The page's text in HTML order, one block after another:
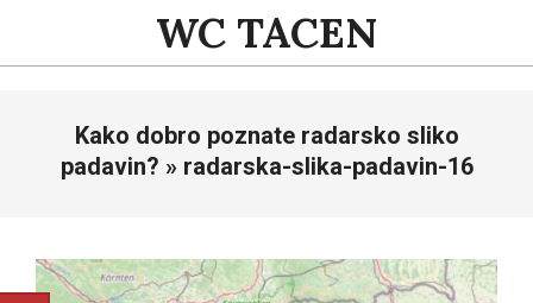
content
WC TACEN
NavigationKako dobro poznate radarsko sliko
padavin? » radarska-slika-padavin-16